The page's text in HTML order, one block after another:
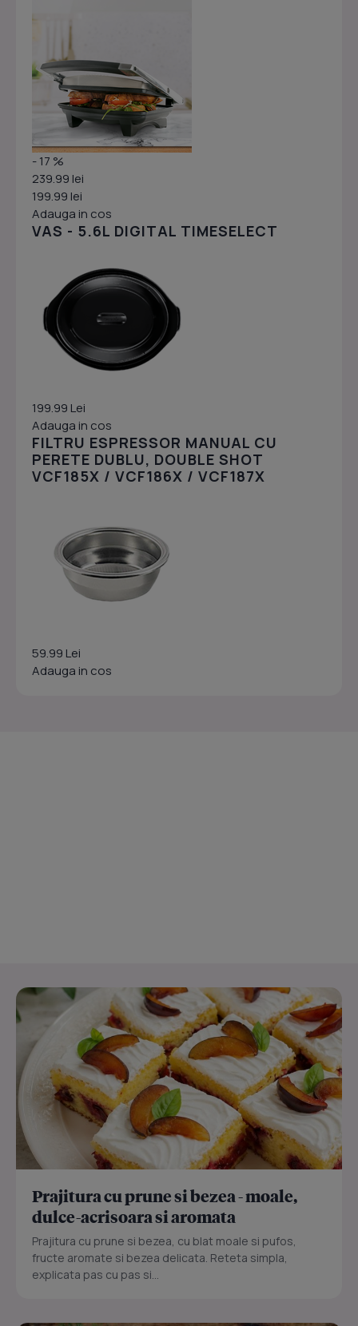
- 17 %
239.99 lei
199.99 lei
Adauga in cos
VAS - 5.6L DIGITAL TIMESELECT
199.99 Lei
Adauga in cos
FILTRU ESPRESSOR MANUAL CU
PERETE DUBLU, DOUBLE SHOT
VCF185X / VCF186X / VCF187X
59.99 Lei
Adauga in cos
Prajitura cu prune si bezea - moale,
dulce-acrisoara si aromata
Prajitura cu prune si bezea, cu blat moale si pufos,
fructe aromate si bezea delicata. Reteta simpla,
explicata pas cu pas si...